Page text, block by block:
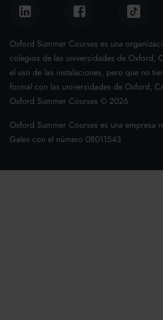
Oxford Summer Courses es una
colegios de las universidades de Oxford,
el uso de las instalaciones, pero que no
formal con las universidades de Oxford,
Oxford Summer Courses © 2026
Oxford Summer Courses es una empresa
Gales con el número 08011543